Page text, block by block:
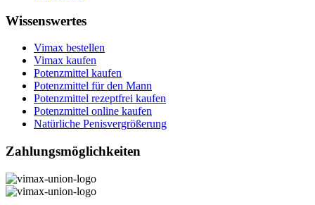
Wissenswertes
Vimax bestellen
Vimax kaufen
Potenzmittel kaufen
Potenzmittel für den Mann
Potenzmittel rezeptfrei kaufen
Potenzmittel online kaufen
Natürliche Penisvergrößerung
Zahlungsmöglichkeiten